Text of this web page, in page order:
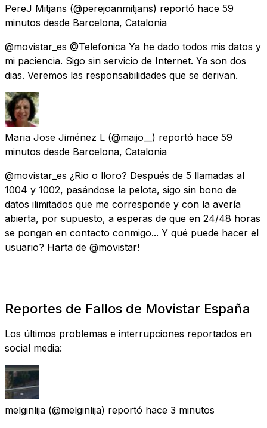
PereJ Mitjans (@perejoanmitjans) reportó hace 59
minutos desde Barcelona, Catalonia
@movistar_es @Telefonica Ya he dado todos mis datos y
mi paciencia. Sigo sin servicio de Internet. Ya son dos
dias. Veremos las responsabilidades que se derivan.
Maria Jose Jiménez L (@maijo__) reportó hace 59
minutos desde Barcelona, Catalonia
@movistar_es ¿Rio o lloro? Después de 5 llamadas al
1004 y 1002, pasándose la pelota, sigo sin bono de
datos ilimitados que me corresponde y con la avería
abierta, por supuesto, a esperas de que en 24/48 horas
se pongan en contacto conmigo... Y qué puede hacer el
usuario? Harta de @movistar!
Reportes de Fallos de Movistar España
Los últimos problemas e interrupciones reportados en
social media:
melginlija (@melginlija) reportó hace 3 minutos